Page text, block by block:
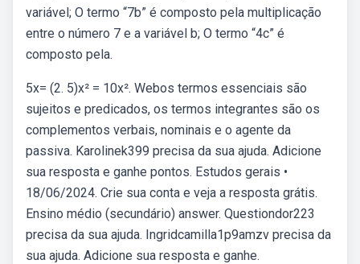
variável; O termo “7b” é composto pela multiplicação
entre o número 7 e a variável b; O termo “4c” é
composto pela.
5x= (2. 5)x² = 10x². Webos termos essenciais são
sujeitos e predicados, os termos integrantes são os
complementos verbais, nominais e o agente da
passiva. Karolinek399 precisa da sua ajuda. Adicione
sua resposta e ganhe pontos. Estudos gerais •
18/06/2024. Crie sua conta e veja a resposta grátis.
Ensino médio (secundário) answer. Questiondor223
precisa da sua ajuda. Ingridcamilla1p9amzv precisa da
sua ajuda. Adicione sua resposta e ganhe.